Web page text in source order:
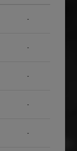
-
-
-
-
-